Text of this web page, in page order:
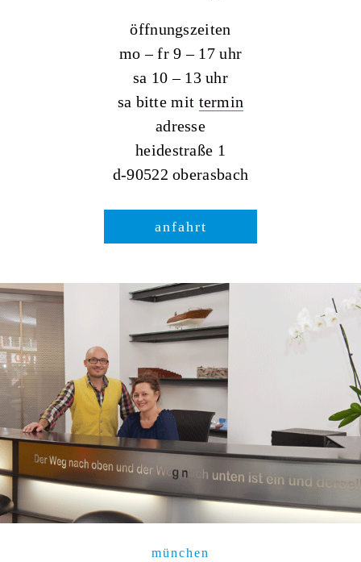
öffnungszeiten
mo – fr 9 – 17 uhr
sa 10 – 13 uhr
sa bitte mit termin
adresse
heidestraße 1
d-90522 oberasbach
anfahrt
münchen